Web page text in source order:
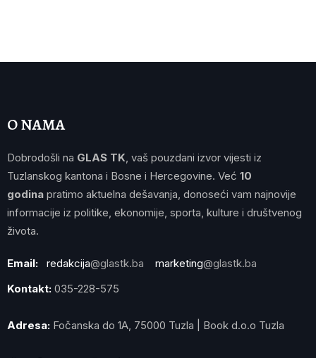
O NAMA
Dobrodošli na GLAS TK , vaš pouzdani izvor vijesti iz
Tuzlanskog kantona i Bosne i Hercegovine. Već 10
godina pratimo aktuelna dešavanja, donoseći vam najnovije
informacije iz politike, ekonomije, sporta, kulture i društvenog
života.
Email: redakcija@glastk.ba marketing@glastk.ba
Kontakt: 035-228-575
Adresa: Fočanska do 1A, 75000 Tuzla | Book d.o.o Tuzla